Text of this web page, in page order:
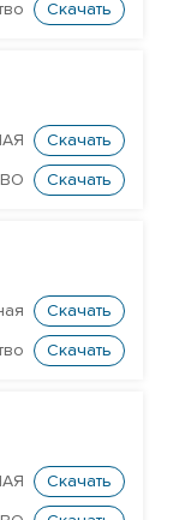
Скачать
Скачать
Скачать
Скачать
Скачать
Скачать